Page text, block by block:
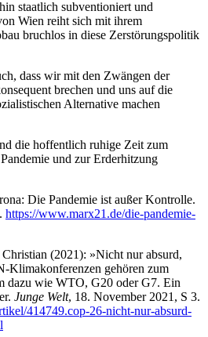
staatlich subventioniert und
Wien reiht sich mit ihrem
bruchlos in diese Zerstörungspolitik
dass wir mit den Zwängen der
brechen und uns auf die
Alternative machen
die hoffentlich ruhige Zeit zum
und zur Erderhitzung
Die Pandemie ist außer Kontrolle.
https://www.marx21.de/die-pandemie-
(2021): »Nicht nur absurd,
Klimakonferenzen gehören zum
dazu wie WTO, G20 oder G7. Ein
Junge Welt, 18. November 2021, S 3.
414749.cop-26-nicht-nur-absurd-